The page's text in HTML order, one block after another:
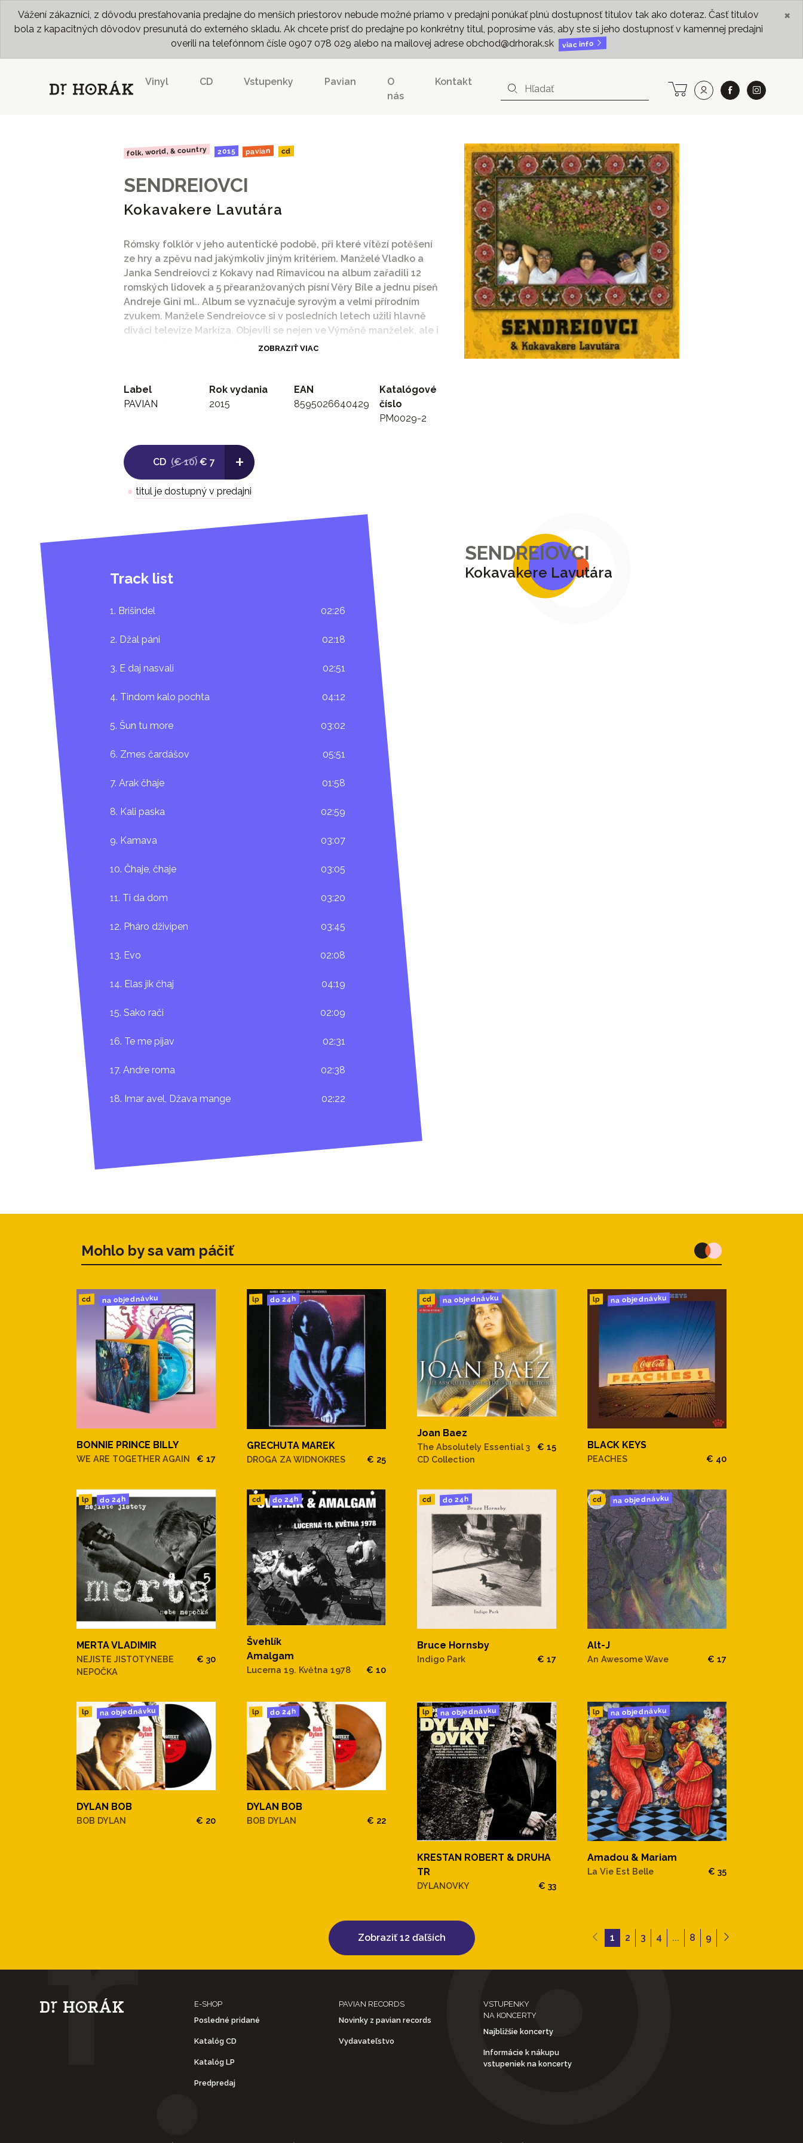
Vážení zákazníci, z dôvodu presťahovania predajne do menších priestorov nebude možné priamo v predajni ponúkať plnú dostupnosť titulov tak ako doteraz. Časť titulov
bola z kapacitných dôvodov presunutá do externého skladu. Ak chcete prísť do predajne po konkrétny titul, poprosíme vás, aby ste si jeho dostupnosť v kamennej predajni
overili na telefónnom čísle 0907 078 029 alebo na mailovej adrese obchod@drhorak.sk
viac info
×
Vinyl CD Vstupenky Pavian
O
nás
Kontakt
folk, world, & country 2015 pavian cd
SENDREIOVCI
Kokavakere Lavutára
Rómsky folklór v jeho autentické podobě, při které vítězí potěšení
ze hry a zpěvu nad jakýmkoliv jiným kritériem. Manželé Vladko a
Janka Sendreiovci z Kokavy nad Rimavicou na album zařadili 12
romských lidovek a 5 přearanžovaných písní Věry Bíle a jednu píseň
Andreje Gini ml.. Album se vyznačuje syrovým a velmi přírodním
zvukem. Manžele Sendreiovce si v posledních letech užili hlavně
diváci televize Markíza. Objevili se nejen ve Výměně manželek, ale i
v samostatném seriálu Sendreiovci. Skoro se ale zapomnělo, že už
zpěvák a konferenciér a Janka, která se se svým fenomenálním
hlasem prozpívala až do newyorské Carnegie Hall. Nahrávka sice
neuspokojí audiofily, ale radost z ní budou mít fanoušci série
podobě. Album vychází v licenci slovenského vydavatelství Pavián
Records.
ZOBRAZIŤ VIAC
Label
PAVIAN
Rok vydania
2015
EAN
8595026640429
Katalógové
číslo
PM0029-2
CD (€ 10) € 7 +
● titul je dostupný v predajni
Track list
1. Brišindel 02:26
2. Džal páni 02:18
3. E daj nasvali 02:51
4. Tindom kalo pochta 04:12
5. Šun tu more 03:02
6. Zmes čardášov 05:51
7. Arak čhaje 01:58
8. Kali paska 02:59
9. Kamava 03:07
10. Čhaje, čhaje 03:05
11. Ti da dom 03:20
12. Pháro dživipen 03:45
13. Evo 02:08
14. Elas jik čhaj 04:19
15. Sako rači 02:09
16. Te me pijav 02:31
17. Andre roma 02:38
18. Imar avel, Džava mange 02:22
SENDREIOVCI
Kokavakere Lavutára
Mohlo by sa vam páčiť
cd na objednávku
BONNIE PRINCE BILLY
WE ARE TOGETHER AGAIN € 17
lp do 24h
GRECHUTA MAREK
DROGA ZA WIDNOKRES € 25
cd na objednávku
Joan Baez
The Absolutely Essential 3
CD Collection
€ 15
lp na objednávku
BLACK KEYS
PEACHES € 40
lp do 24h
MERTA VLADIMIR
NEJISTE JISTOTYNEBE
NEPOČKA
€ 30
cd do 24h
Švehlík
Amalgam
Lucerna 19. Května 1978 € 10
cd do 24h
Bruce Hornsby
Indigo Park € 17
cd na objednávku
Alt-J
An Awesome Wave € 17
lp na objednávku
DYLAN BOB
BOB DYLAN € 20
lp do 24h
DYLAN BOB
BOB DYLAN € 22
lp na objednávku
KRESTAN ROBERT & DRUHA
TR
DYLANOVKY € 33
lp na objednávku
Amadou & Mariam
La Vie Est Belle € 35
Zobraziť 12 ďaľších 1 2 3 4 ... 8 9
E-SHOP
Posledné pridané
Katalóg CD
Katalóg LP
Predpredaj
PAVIAN RECORDS
Novinky z pavian records
Vydavateľstvo
VSTUPENKY
NA KONCERTY
Najbližšie koncerty
Informácie k nákupu
vstupeniek na koncerty